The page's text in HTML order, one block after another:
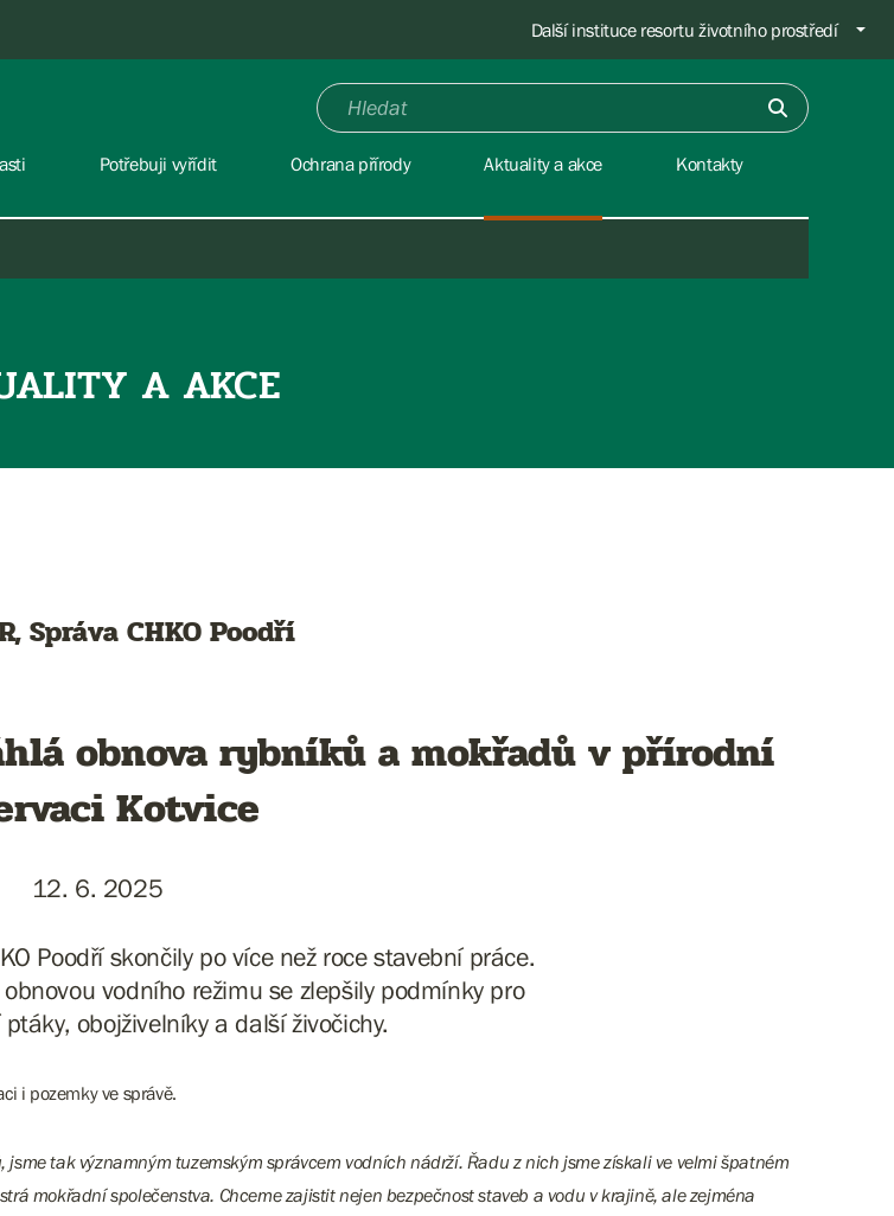
Další instituce resortu životního prostředí
Potřebuji vyřídit Ochrana přírody Aktuality a akce Kontakty
A AKCE
Správa CHKO Poodří
obnova rybníků a mokřadů v přírodní
Kotvice
12. 6. 2025
Poodří skončily po více než roce stavební práce.
vodního režimu se zlepšily podmínky pro
obojživelníky a další živočichy.
i pozemky ve správě.
tak významným tuzemským správcem vodních nádrží. Řadu z nich jsme získali ve velmi špatném
mokřadní společenstva. Chceme zajistit nejen bezpečnost staveb a vodu v krajině, ale zejména